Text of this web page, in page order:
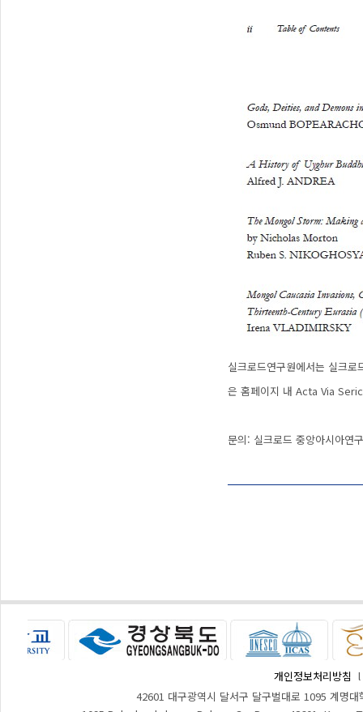
실크로드연구원에서는 실크
은 홈페이지 내 Acta Via
문의: 실크로드 중앙아시아연
개인정보처리방침
42601 대구광역시 달서구 달구벌대로 1095 계명대